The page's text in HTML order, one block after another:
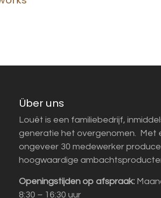
Über uns
Louët is een familiebedrijf,
generatie het overgenomen. Met
ongeveer 30 medewerker
hoogwaardige
Openingstijden op afspraak:
8:30 – 16:30 uur